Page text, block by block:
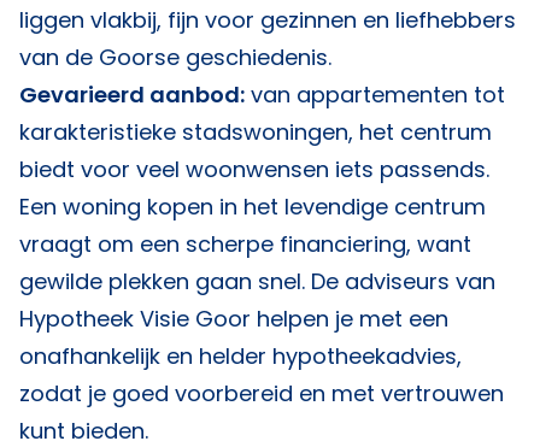
liggen vlakbij, fijn voor gezinnen en liefhebbers
van de Goorse geschiedenis.
Gevarieerd aanbod: van appartementen tot
karakteristieke stadswoningen, het centrum
biedt voor veel woonwensen iets passends.
Een woning kopen in het levendige centrum
vraagt om een scherpe financiering, want
gewilde plekken gaan snel. De adviseurs van
Hypotheek Visie Goor helpen je met een
onafhankelijk en helder hypotheekadvies,
zodat je goed voorbereid en met vertrouwen
kunt bieden.